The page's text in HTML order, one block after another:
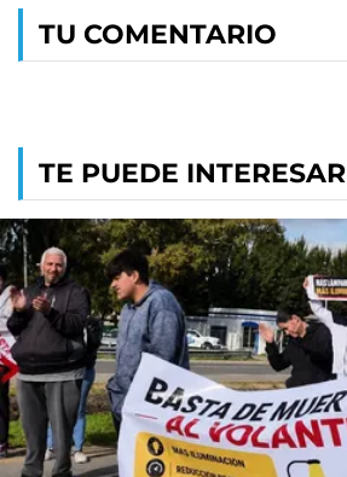
TU COMENTARIO
TE PUEDE INTERESAR